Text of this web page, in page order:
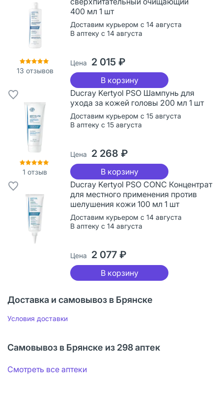
13 отзывов
400 мл 1 шт
Доставим курьером с 14 августа
В аптеку с 14 августа
Цена 2 015 ₽
В корзину
1 отзыв
Ducray Kertyol PSO Шампунь для
ухода за кожей головы 200 мл 1 шт
Доставим курьером с 15 августа
В аптеку с 15 августа
Цена 2 268 ₽
В корзину
Ducray Kertyol PSO CONC Концентрат
для местного применения против
шелушения кожи 100 мл 1 шт
Доставим курьером с 14 августа
В аптеку с 14 августа
Цена 2 077 ₽
В корзину
Доставка и самовывоз в Брянске
Условия доставки
Самовывоз в Брянске из 298 аптек
Смотреть все аптеки